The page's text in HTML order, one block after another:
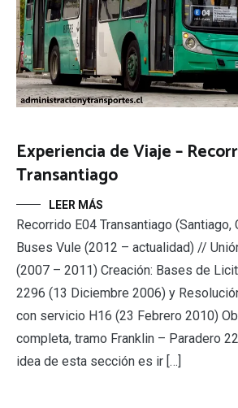
Experiencia de Viaje –
Transantiago
LEER MÁS
Recorrido E04 Transantiago (Santiago,
Buses Vule (2012 – actualidad) //
(2007 – 2011) Creación: Bases de
2296 (13 Diciembre 2006) y
con servicio H16 (23 Febrero 2010)
completa, tramo Franklin – Paradero
idea de esta sección es ir […]